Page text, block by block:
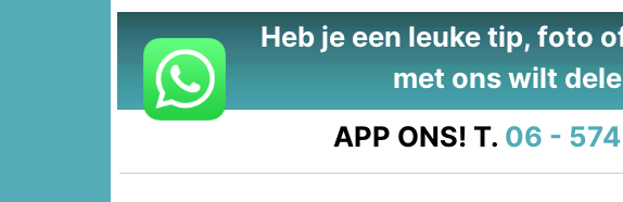
Heb je een leuke tip, foto
met ons wilt
APP ONS! T. 06 - 574